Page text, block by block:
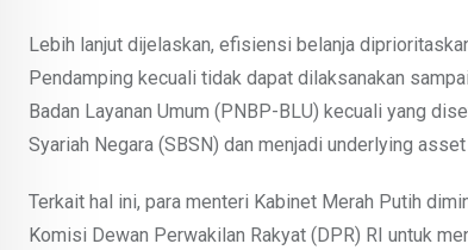
Lebih lanjut dijelaskan, efisiensi belanja
Pendamping kecuali tidak dapat dilaksanakan
Badan Layanan Umum (PNBP-BLU) kecuali yang
Syariah Negara (SBSN) dan menjadi underlying
Terkait hal ini, para menteri Kabinet Merah Putih
Komisi Dewan Perwakilan Rakyat (DPR) RI untuk